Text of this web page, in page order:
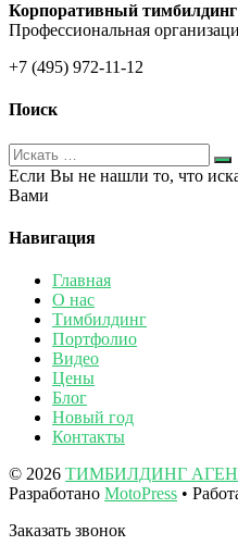
Корпоративный тимбилдинг
Профессиональная
+7 (495) 972-11-12
Поиск
Если Вы не нашли то, что
Вами
Навигация
Главная
О нас
Тимбилдинг
Портфолио
Видео
Цены
Блог
Новый год
Контакты
© 2026 ТИМБИЛДИНГ
Разработано MotoPress •
Заказать звонок